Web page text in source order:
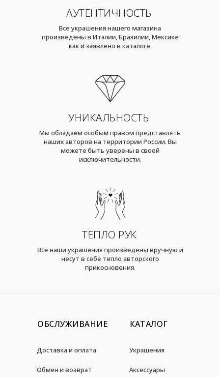
АУТЕНТИЧНОСТЬ
Все украшения нашего магазина
произведены в Италии, Бразилии, Мексике
как и заявлено в каталоге.
УНИКАЛЬНОСТЬ
Мы обладаем особым правом представлять
наших авторов на территории России. Вы
можете быть уверены в своей
исключительности.
ТЕПЛО РУК
Все наши украшения произведены вручную и
несут в себе тепло авторского
прикосновения.
ОБСЛУЖИВАНИЕ
Доставка и оплата
Обмен и возврат
КАТАЛОГ
Украшения
Аксессуары